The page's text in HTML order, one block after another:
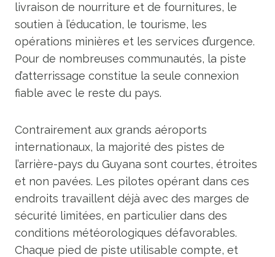
livraison de nourriture et de fournitures, le
soutien à l’éducation, le tourisme, les
opérations minières et les services d’urgence.
Pour de nombreuses communautés, la piste
d’atterrissage constitue la seule connexion
fiable avec le reste du pays.
Contrairement aux grands aéroports
internationaux, la majorité des pistes de
l’arrière-pays du Guyana sont courtes, étroites
et non pavées. Les pilotes opérant dans ces
endroits travaillent déjà avec des marges de
sécurité limitées, en particulier dans des
conditions météorologiques défavorables.
Chaque pied de piste utilisable compte, et